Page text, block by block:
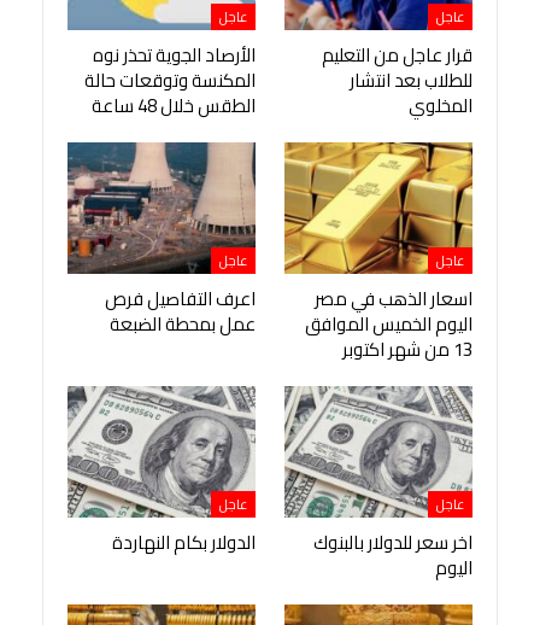
عاجل
قرار عاجل من التعليم
للطلاب بعد انتشار
المخلوي
عاجل
الأرصاد الجوية تحذر نوه
المكنسة وتوقعات حالة
الطقس خلال 48 ساعة
عاجل
اسعار الذهب في مصر
اليوم الخميس الموافق
13 من شهر اكتوبر
عاجل
اعرف التفاصيل فرص
عمل بمحطة الضبعة
عاجل
اخر سعر للدولار بالبنوك
اليوم
عاجل
الدولار بكام النهاردة